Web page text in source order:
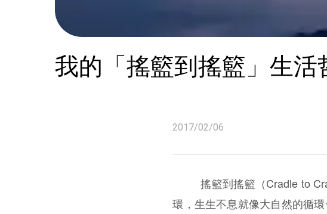
我的「搖籃到搖籃」生活
2017/02/06
搖籃到搖籃 （Cradle to
環，生生不息就像大自然的循